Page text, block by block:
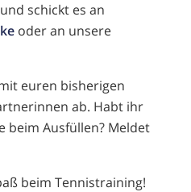
schickt es an
oder an unsere
euren bisherigen
ab. Habt ihr
beim Ausfüllen? Meldet
beim Tennistraining!